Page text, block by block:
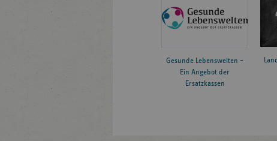
Gesunde Lebenswelten –
Ein Angebot der
Ersatzkassen